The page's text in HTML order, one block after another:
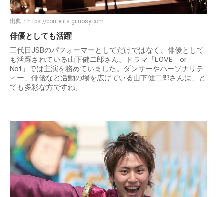
出典： https://contents.gunosy.com
俳優としても活躍
三代目JSBのパフォーマーとしてだけではなく、俳優として
も活躍されている山下健二郎さん。ドラマ「LOVE or
Not」では主演を務めていました。ダンサーやパーソナリテ
ィー、俳優など活動の場を広げている山下健二郎さんは、と
ても多彩な方ですね。